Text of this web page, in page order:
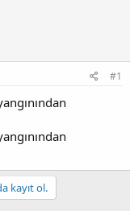
#1
kayıt ol.